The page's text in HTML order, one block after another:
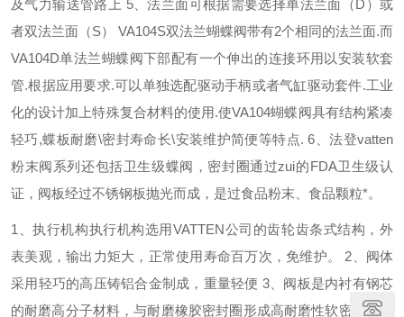
及气力输送管路上 5、法兰面可根据需要选择单法兰面（ D ）或
者双法兰面（S） VA104S双法兰蝴蝶阀带有2个相同的法兰面.而
VA104D单法兰蝴蝶阀下部配有一个伸出的连接环用以安装软套
管.根据应用要求.可以单独选配驱动手柄或者气缸驱动套件.工业
化的设计加上特殊复合材料的使用.使VA104蝴蝶阀具有结构紧凑
轻巧,蝶板耐磨\密封寿命长\安装维护简便等特点. 6 、法登vatten
粉末阀系列还包括卫生级蝶阀，密封圈通过zui的FDA卫生级认
证，阀板经过不锈钢板抛光而成，是过食品粉末、食品颗粒*。
1 、执行机构执行机构选用VATTEN公司的齿轮齿条式结构，外
表美观，输出力矩大，正常使用寿命百万次，免维护。
2 、阀体
采用轻巧的高压铸铝合金制成，重量轻便 3、阀板是内衬有钢芯
的耐磨高分子材料，与耐磨橡胶密封圈形成高耐磨性软密封，磨